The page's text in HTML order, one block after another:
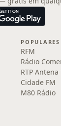
POPULARES
RFM
Rádio
RTP Antena
Cidade FM
M80 Rádio